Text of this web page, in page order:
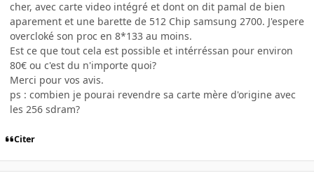
cher, avec carte video intégré et dont on dit pamal de bien
aparement et une barette de 512 Chip samsung 2700. J'espere
overcloké son proc en 8*133 au moins.
Est ce que tout cela est possible et intérréssan pour environ
80€ ou c'est du n'importe quoi?
Merci pour vos avis.
ps : combien je pourai revendre sa carte mère d'origine avec
les 256 sdram?
Citer